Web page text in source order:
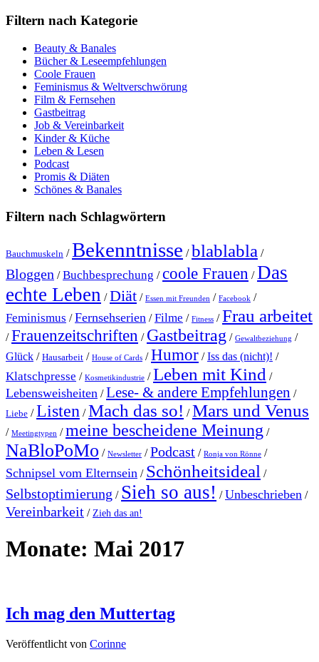
Filtern nach Kategorie
Beauty & Banales
Bücher & Leseempfehlungen
Coole Frauen
Feminismus & Weltverschwörung
Film & Fernsehen
Gastbeitrag
Job & Vereinbarkeit
Kinder & Küche
Leben & Lesen
Podcast
Promis & Diäten
Schönes & Banales
Filtern nach Schlagwörtern
Bauchmuskeln /Bekenntnisse /blablabla /
Bloggen /Buchbesprechung /coole Frauen /Das
echte Leben /Diät / Essen mit Freunden / Facebook /
Feminismus /Fernsehserien /Filme / Fitness /Frau arbeitet
/Frauenzeitschriften / Gastbeitrag / Gewaltbeziehung /
Glück / Hausarbeit / House of Cards /Humor /Iss das (nicht)! /
Klatschpresse / Kosmetikindustrie /Leben mit Kind /
Lebensweisheiten /Lese- & andere Empfehlungen /
Liebe /Listen /Mach das so! /Mars und Venus
/ Meetingtypen /meine bescheidene Meinung /
NaBloPoMo / Newsletter /Podcast / Ronja von Rönne /
Schnipsel vom Elternsein / Schönheitsideal /
Selbstoptimierung / Sieh so aus! /Unbeschrieben /
Vereinbarkeit / Zieh das an!
Monate: Mai 2017
Ich mag den Muttertag
Veröffentlicht von Corinne